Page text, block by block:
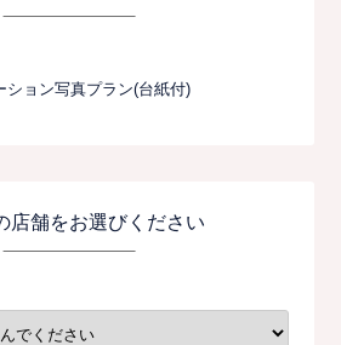
ション写真プラン(台紙付)
店舗をお選びください